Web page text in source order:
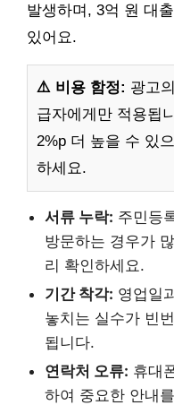
발생하며, 3억 원 대
있어요.
⚠️ 비용 함정: 광고
급자에게만 적용됩
2%p 더 높을 수 있
하세요.
서류 누락: 주민등
방문하는 경우가
리 확인하세요.
기간 착각: 영업일
놓치는 실수가 빈
됩니다.
연락처 오류: 휴대
하여 중요한 안내